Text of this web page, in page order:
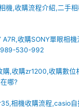
機,收購流程介紹,二手
收購SONY單眼相
530-992
,收購zr1200,收購數位
哪?
相機收購流程,casio自